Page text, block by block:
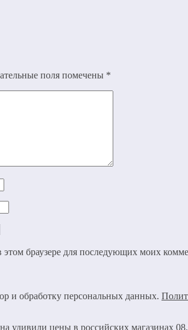
поля помечены *
браузере для последующих моих
и обработку персональных данных.